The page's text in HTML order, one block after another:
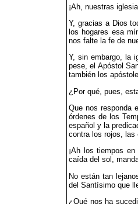
¡Ah, nuestras
Y, gracias a Dios
los hogares esa
nos falte la fe de
Y, sin embargo, la
pese, el Apóstol
también los
¿Por qué, pues,
Que nos responda
órdenes de los
español y la
contra los rojos, las
¡Ah los tiempos
caída del sol,
No están tan
del Santísimo que
¿Qué nos ha